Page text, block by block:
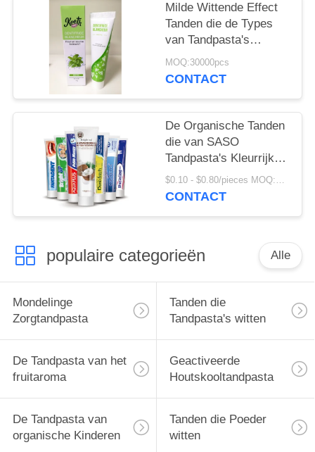
Milde Wittende Effect
Tanden die de Types
van Tandpasta's
Mondelinge Zorg
Tandzorgproducten 50g
MOQ:30000pcs
CONTACT
De Organische Tanden
die van SASO
Tandpasta's Kleurrijk
Crystal Anti Cavity
witten
$0.10 - $0.80/pieces MOQ:500 stukken
CONTACT
populaire categorieën Alle
Mondelinge
Zorgtandpasta
Tanden die
Tandpasta's witten
De Tandpasta van het
fruitaroma
Geactiveerde
Houtskooltandpasta
De Tandpasta van
organische Kinderen
Tanden die Poeder
witten